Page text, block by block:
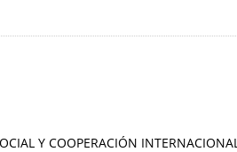
Y COOPERACIÓN INTERNACIONAL